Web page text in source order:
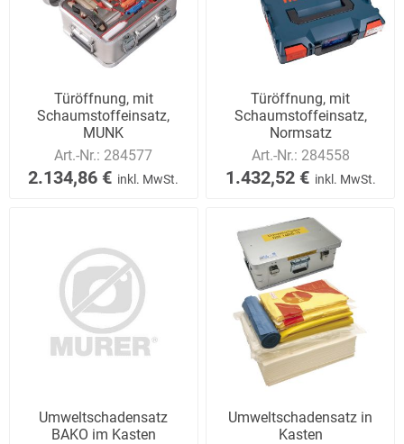
Türöffnung, mit
Schaumstoffeinsatz,
MUNK
Art.-Nr.: 284577
2.134,86 € inkl. MwSt.
Türöffnung, mit
Schaumstoffeinsatz,
Normsatz
Art.-Nr.: 284558
1.432,52 € inkl. MwSt.
Umweltschadensatz
BAKO im Kasten
Umweltschadensatz in
Kasten